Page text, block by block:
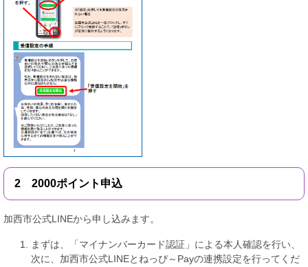
2 2000ポイント申込
加西市公式LINEから申し込みます。
まずは、「マイナンバーカード認証」による本人確認を行い、
次に、加西市公式LINEとねっぴ～Payの連携設定を行ってくだ